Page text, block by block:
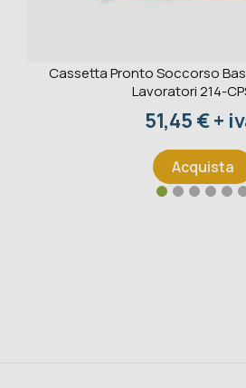
Cassetta Pronto Soccorso
Lavoratori 214-
Prezzo
51,45 € +
Acquista